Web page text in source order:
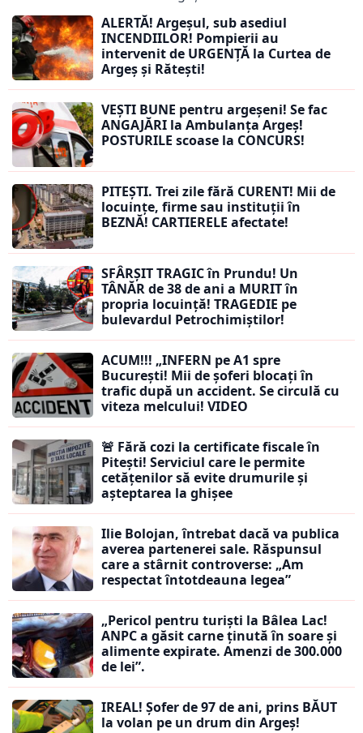
ALERTĂ! Argeșul, sub asediul
INCENDIILOR! Pompierii au
intervenit de URGENȚĂ la Curtea de
Argeș și Rătești!
VEȘTI BUNE pentru argeșeni! Se fac
ANGAJĂRI la Ambulanța Argeș!
POSTURILE scoase la CONCURS!
PITEȘTI. Trei zile fără CURENT! Mii de
locuințe, firme sau instituții în
BEZNĂ! CARTIERELE afectate!
SFÂRȘIT TRAGIC în Prundu! Un
TÂNĂR de 38 de ani a MURIT în
propria locuință! TRAGEDIE pe
bulevardul Petrochimiștilor!
ACUM!!! „INFERN pe A1 spre
București! Mii de șoferi blocați în
trafic după un accident. Se circulă cu
viteza melcului! VIDEO
🚨 Fără cozi la certificate fiscale în
Pitești! Serviciul care le permite
cetățenilor să evite drumurile și
așteptarea la ghișee
Ilie Bolojan, întrebat dacă va publica
averea partenerei sale. Răspunsul
care a stârnit controverse: „Am
respectat întotdeauna legea”
„Pericol pentru turiști la Bâlea Lac!
ANPC a găsit carne ținută în soare și
alimente expirate. Amenzi de 300.000
de lei”.
IREAL! Șofer de 97 de ani, prins BĂUT
la volan pe un drum din Argeș!